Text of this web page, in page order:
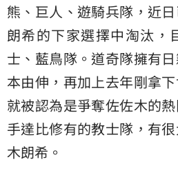
熊、巨人、遊騎兵隊，近
朗希的下家選擇中淘汰，
士、藍鳥隊。道奇隊擁有
本由伸，再加上去年剛拿
就被認為是爭奪佐佐木的
手達比修有的教士隊，有
木朗希。